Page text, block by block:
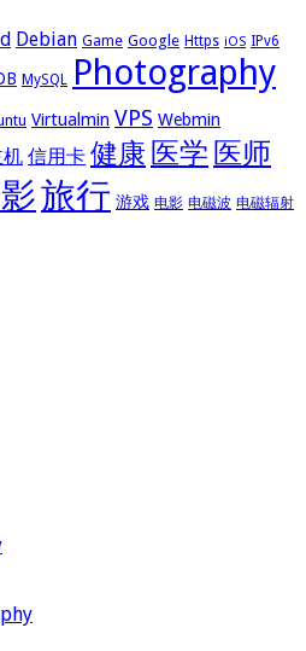
Debian Game Google Https iOS IPv6
MySQL Photography
Virtualmin VPS Webmin
机 信用卡 健康 医学 医师
旅行 游戏 电影 电磁波 电磁辐射